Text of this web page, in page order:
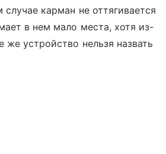
карман не оттягивается
в нем мало места, хотя из-
же устройство нельзя назвать